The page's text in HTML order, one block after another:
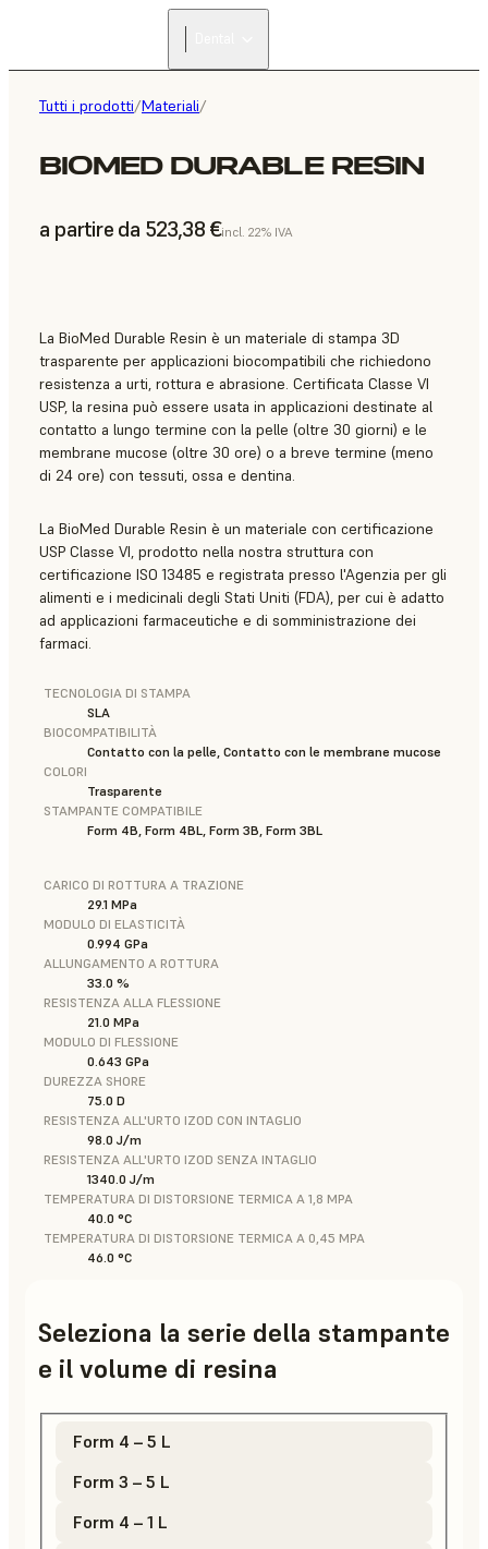
Tutti i prodotti/Materiali/
BIOMED DURABLE RESIN
a partire da 523,38 €incl. 22% IVA
La BioMed Durable Resin è un materiale di stampa 3D
trasparente per applicazioni biocompatibili che richiedono
resistenza a urti, rottura e abrasione. Certificata Classe VI
USP, la resina può essere usata in applicazioni destinate al
contatto a lungo termine con la pelle (oltre 30 giorni) e le
membrane mucose (oltre 30 ore) o a breve termine (meno
di 24 ore) con tessuti, ossa e dentina.
La BioMed Durable Resin è un materiale con certificazione
USP Classe VI, prodotto nella nostra struttura con
certificazione ISO 13485 e registrata presso l'Agenzia per gli
alimenti e i medicinali degli Stati Uniti (FDA), per cui è adatto
ad applicazioni farmaceutiche e di somministrazione dei
farmaci.
TECNOLOGIA DI STAMPA
SLA
BIOCOMPATIBILITÀ
Contatto con la pelle, Contatto con le membrane mucose
COLORI
Trasparente
STAMPANTE COMPATIBILE
Form 4B, Form 4BL, Form 3B, Form 3BL
CARICO DI ROTTURA A TRAZIONE
29.1 MPa
MODULO DI ELASTICITÀ
0.994 GPa
ALLUNGAMENTO A ROTTURA
33.0 %
RESISTENZA ALLA FLESSIONE
21.0 MPa
MODULO DI FLESSIONE
0.643 GPa
DUREZZA SHORE
75.0 D
RESISTENZA ALL'URTO IZOD CON INTAGLIO
98.0 J/m
RESISTENZA ALL'URTO IZOD SENZA INTAGLIO
1340.0 J/m
TEMPERATURA DI DISTORSIONE TERMICA A 1,8 MPA
40.0 °C
TEMPERATURA DI DISTORSIONE TERMICA A 0,45 MPA
46.0 °C
Seleziona la serie della stampante
e il volume di resina
Form 4 – 5 L
Form 3 – 5 L
Form 4 – 1 L